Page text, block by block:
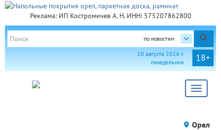
Реклама: ИП Костромичев А. Н. ИНН: 575207862800
по новостям
18+
10 августа 2026 г.
понедельник
Toggle
Орел